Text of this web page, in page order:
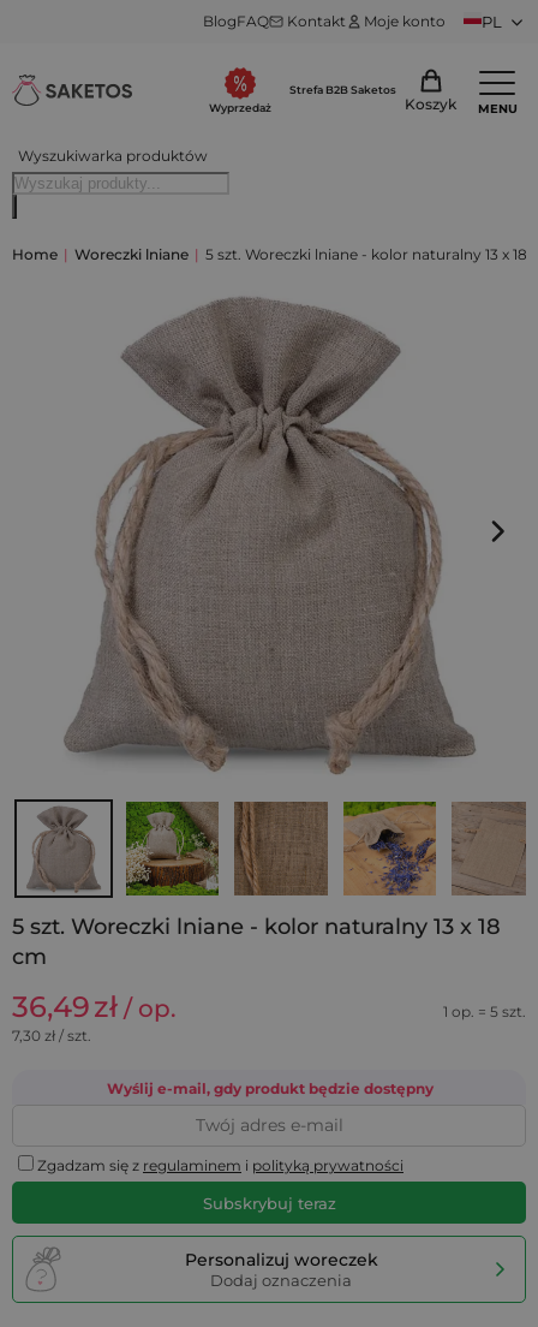
BlogFAQ Kontakt Moje konto PL
Wyszukiwarka produktów
Wyprzedaż
Strefa B2B Saketos
Koszyk MENU
Home | Woreczki lniane | 5 szt. Woreczki lniane - kolor naturalny 13 x 18
5 szt. Woreczki lniane - kolor naturalny 13 x 18
cm
36,49zł / op.
1 op. = 5 szt.
7,30 zł / szt.
Wyślij e-mail, gdy produkt będzie dostępny
Zgadzam się z regulaminem i polityką prywatności
Subskrybuj teraz
Personalizuj woreczek
Dodaj oznaczenia